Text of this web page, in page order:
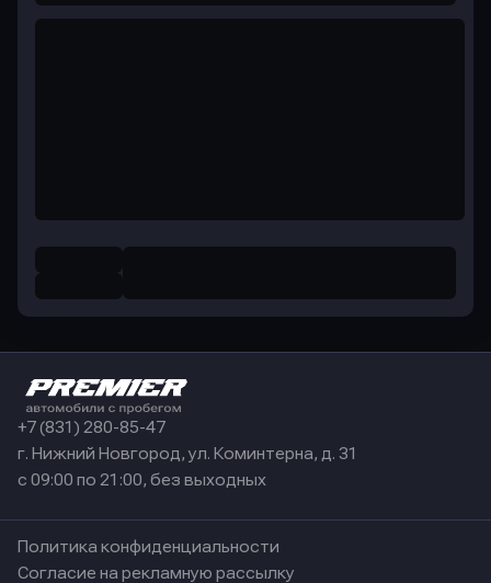
+7 (831) 280-85-47
г. Нижний Новгород, ул. Коминтерна, д. 31
с 09:00 по 21:00, без выходных
Политика конфиденциальности
Согласие на рекламную рассылку